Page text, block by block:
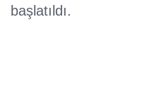
başlatıldı.